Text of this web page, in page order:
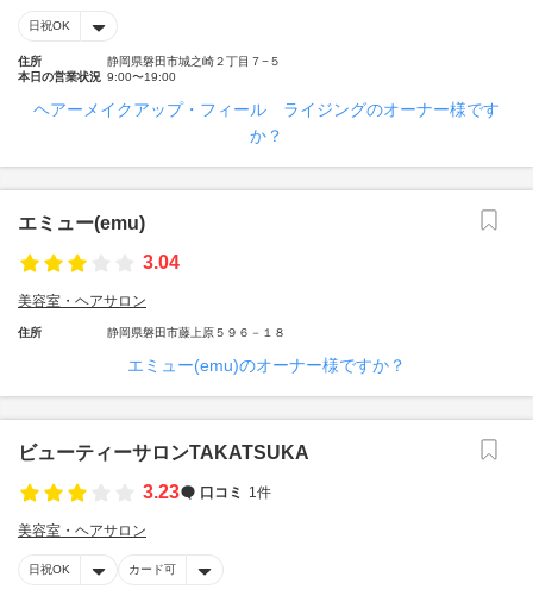
日祝OK
住所
静岡県磐田市城之崎２丁目７−５
本日の営業状況 9:00〜19:00
ヘアーメイクアップ・フィール ライジングのオーナー様です
か？
エミュー(emu)
3.04
美容室・ヘアサロン
住所 静岡県磐田市藤上原５９６－１８
エミュー(emu)のオーナー様ですか？
ビューティーサロンTAKATSUKA
3.23
口コミ 1件
美容室・ヘアサロン
日祝OK カード可